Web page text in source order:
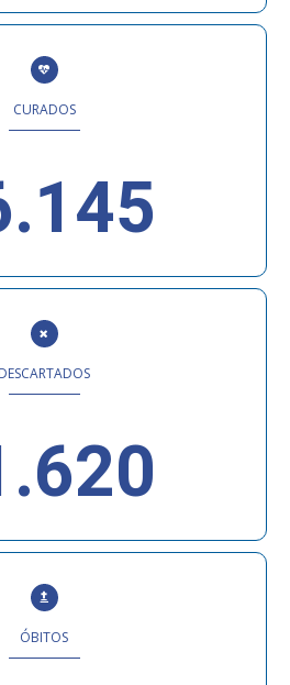
CURADOS
DESCARTADOS
ÓBITOS